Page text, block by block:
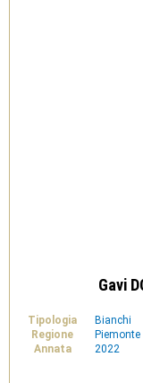
Gavi
Tipologia
Bianchi
Regione
Piemonte
Annata
2022